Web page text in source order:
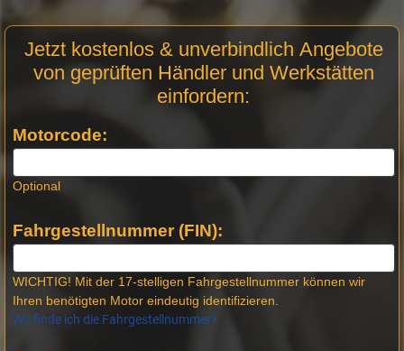
Anfrage
Stellen -
Jetzt kostenlos & unverbindlich Angebote
von geprüften Händler und Werkstätten
einfordern:
Motorcode:
Optional
Fahrgestellnummer (FIN):
WICHTIG! Mit der 17-stelligen Fahrgestellnummer können wir
Ihren benötigten Motor eindeutig identifizieren.
Wo finde ich die Fahrgestellnummer?